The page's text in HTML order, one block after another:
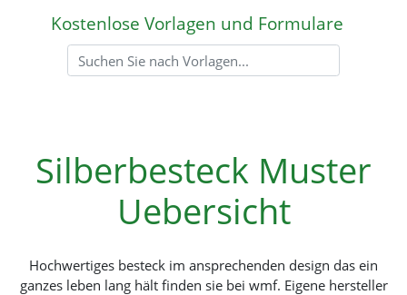
Kostenlose Vorlagen und Formulare
Silberbesteck Muster
Uebersicht
Hochwertiges besteck im ansprechenden design das ein
ganzes leben lang hält finden sie bei wmf. Eigene hersteller